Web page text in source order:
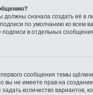
сначала создать её в
по умолчанию ко
в отдельных
сообщения темы
вы не имеете прав на
количество